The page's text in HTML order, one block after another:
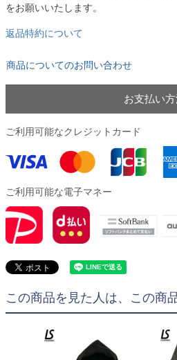
をお願いいたします。
返品特約について
商品についてのお問い合わせ
お支払い
ご利用可能なクレジットカード
ご利用可能な電子マネー
この商品を見た人は、この商